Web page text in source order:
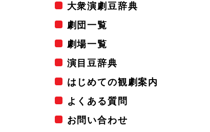
大衆演劇豆辞典
劇団一覧
劇場一覧
演目豆辞典
はじめての観劇案内
よくある質問
お問い合わせ